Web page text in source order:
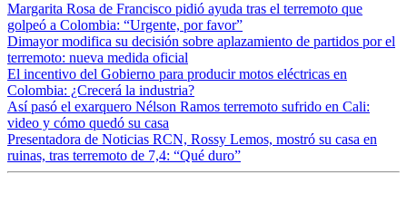
Margarita Rosa de Francisco pidió ayuda tras el terremoto que
golpeó a Colombia: “Urgente, por favor”
Dimayor modifica su decisión sobre aplazamiento de partidos por el
terremoto: nueva medida oficial
El incentivo del Gobierno para producir motos eléctricas en
Colombia: ¿Crecerá la industria?
Así pasó el exarquero Nélson Ramos terremoto sufrido en Cali:
video y cómo quedó su casa
Presentadora de Noticias RCN, Rossy Lemos, mostró su casa en
ruinas, tras terremoto de 7,4: “Qué duro”